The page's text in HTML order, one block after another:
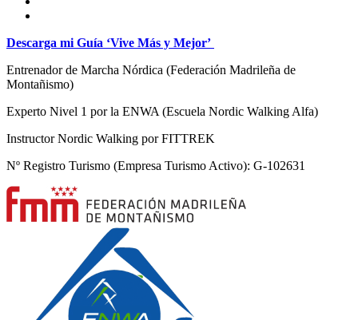
Descarga mi Guía ‘Vive Más y Mejor’
Entrenador de Marcha Nórdica (Federación Madrileña de
Montañismo)
Experto Nivel 1 por la ENWA (Escuela Nordic Walking Alfa)
Instructor Nordic Walking por FITTREK
Nº Registro Turismo (Empresa Turismo Activo): G-102631